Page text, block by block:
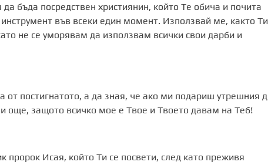
бъда посредствен християнин, който Те обича и почита
във всеки един момент. Използвай ме, както
не се уморявам да използвам всички свои дарби и
постигнатото, а да зная, че ако ми подариш утрешния
още, защото всичко мое е Твое и Твоето давам на Теб!
пророк Исая, който Ти се посвети, след като преживя